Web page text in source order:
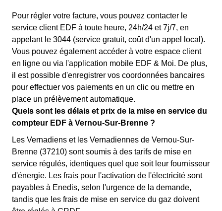
Pour régler votre facture, vous pouvez contacter le
service client EDF à toute heure, 24h/24 et 7j/7, en
appelant le 3044 (service gratuit, coût d'un appel local).
Vous pouvez également accéder à votre espace client
en ligne ou via l'application mobile EDF & Moi. De plus,
il est possible d'enregistrer vos coordonnées bancaires
pour effectuer vos paiements en un clic ou mettre en
place un prélèvement automatique.
Quels sont les délais et prix de la mise en service du
compteur EDF à Vernou-Sur-Brenne ?
Les Vernadiens et les Vernadiennes de Vernou-Sur-
Brenne (37210) sont soumis à des tarifs de mise en
service régulés, identiques quel que soit leur fournisseur
d'énergie. Les frais pour l'activation de l'électricité sont
payables à Enedis, selon l'urgence de la demande,
tandis que les frais de mise en service du gaz doivent